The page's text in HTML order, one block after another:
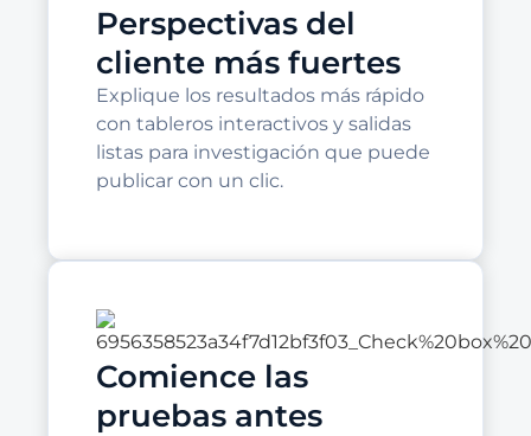
Perspectivas del
cliente más fuertes
Explique los resultados más rápido
con tableros interactivos y salidas
listas para investigación que puede
publicar con un clic.
Comience las
pruebas antes